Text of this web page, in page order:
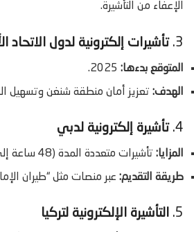
الإعفاء من التأشيرة.
3. تأشيرات إلكترونية لدول الاتحاد
المتوقع بدءها:
الهدف: تعزيز أمان منطقة شنغن وتسهيل
4. تأشيرة إلكترونية لدبي
المزايا: تأشيرات متعددة المدة (48 ساعة إلى 90 يومًا).
طريقة التقديم: عبر منصات مثل “طيران
5. التأشيرة الإلكترونية لتركيا